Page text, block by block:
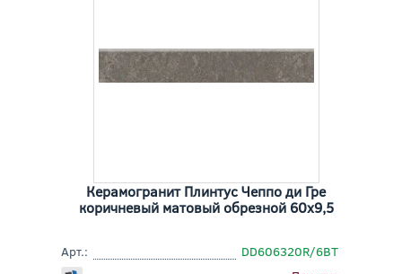
Керамогранит Плинтус Чеппо ди Гре
коричневый матовый обрезной 60x9,5
Арт.:
DD606320R/6BT